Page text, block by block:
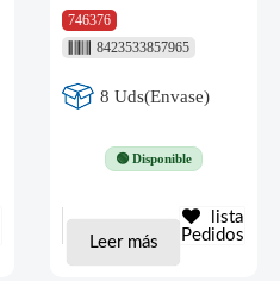
746376
8423533857965
8 Uds(Envase)
🟢 Disponible
Leer más
lista
Pedidos